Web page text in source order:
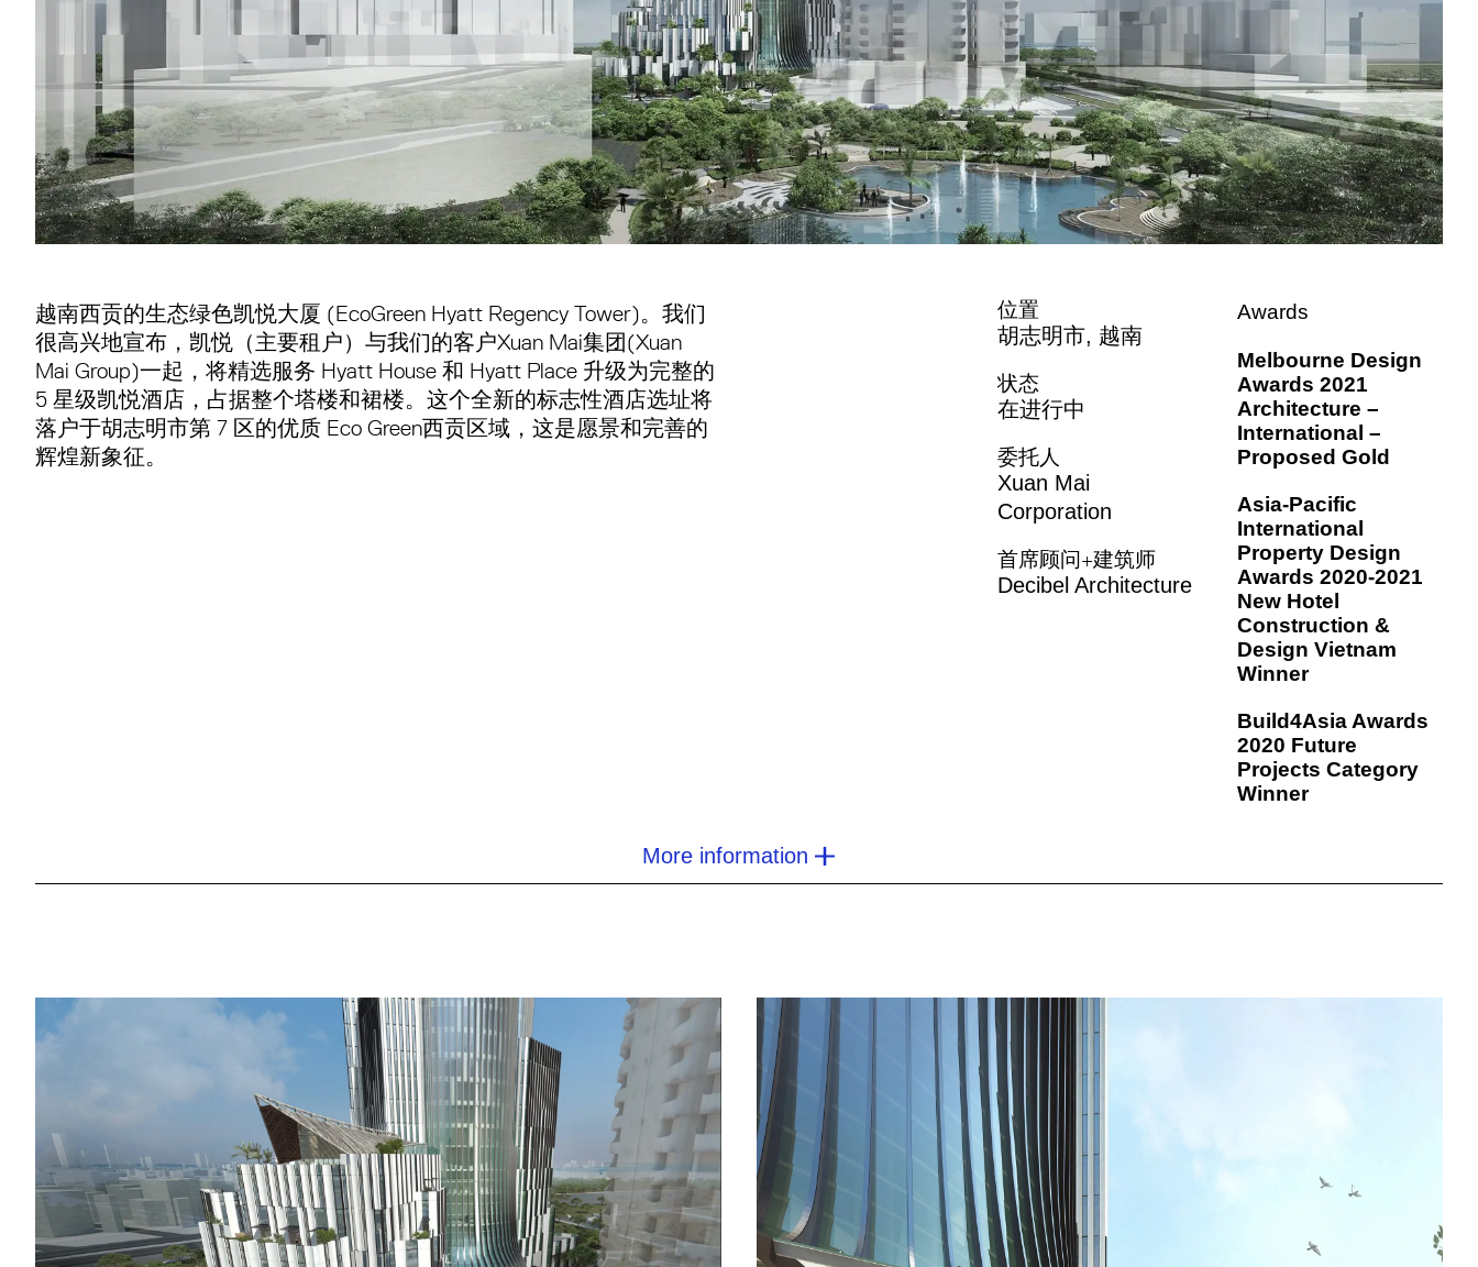
越南西贡的生态绿色凯悦大厦 (EcoGreen Hyatt Regency Tower)。我们
很高兴地宣布，凯悦（主要租户）与我们的客户Xuan Mai集团(Xuan
Mai Group)一起，将精选服务 Hyatt House 和 Hyatt Place 升级为完整的
5 星级凯悦酒店，占据整个塔楼和裙楼。这个全新的标志性酒店选址将
落户于胡志明市第 7 区的优质 Eco Green西贡区域，这是愿景和完善的
辉煌新象征。
位置
胡志明市, 越南
状态
在进行中
委托人
Xuan Mai
Corporation
首席顾问+建筑师
Decibel Architecture
Awards
Melbourne Design
Awards 2021
Architecture –
International –
Proposed Gold
Asia-Pacific
International
Property Design
Awards 2020-2021
New Hotel
Construction &
Design Vietnam
Winner
Build4Asia Awards
2020 Future
Projects Category
Winner
More information